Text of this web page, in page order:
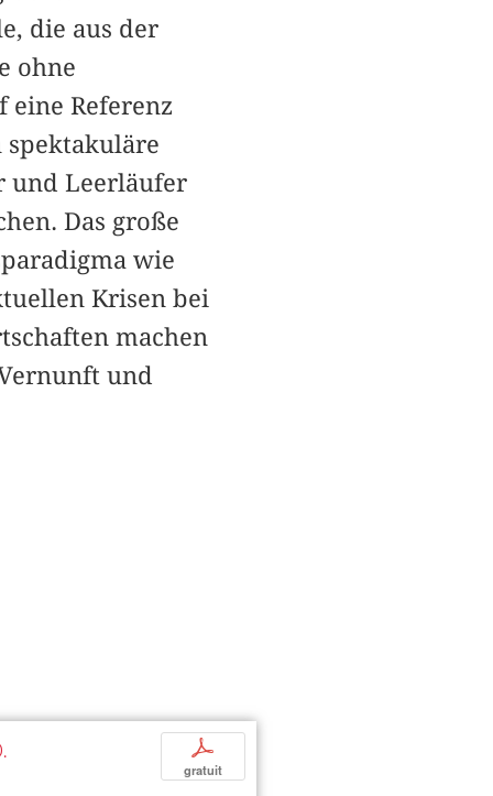
die aus der
ohne
eine Referenz
und Leerläufer
Das große
wie
Krisen bei
machen
und
p
gratuit